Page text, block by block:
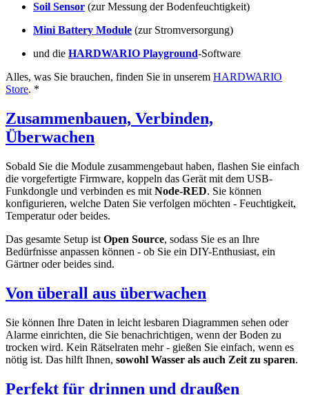
Soil Sensor (zur Messung der Bodenfeuchtigkeit)
Mini Battery Module (zur Stromversorgung)
und die HARDWARIO Playground-Software
Alles, was Sie brauchen, finden Sie in unserem HARDWARIO
Store. *
Zusammenbauen, Verbinden,
Überwachen
Sobald Sie die Module zusammengebaut haben, flashen Sie einfach
die vorgefertigte Firmware, koppeln das Gerät mit dem USB-
Funkdongle und verbinden es mit Node-RED. Sie können
konfigurieren, welche Daten Sie verfolgen möchten - Feuchtigkeit,
Temperatur oder beides.
Das gesamte Setup ist Open Source, sodass Sie es an Ihre
Bedürfnisse anpassen können - ob Sie ein DIY-Enthusiast, ein
Gärtner oder beides sind.
Von überall aus überwachen
Sie können Ihre Daten in leicht lesbaren Diagrammen sehen oder
Alarme einrichten, die Sie benachrichtigen, wenn der Boden zu
trocken wird. Kein Rätselraten mehr - gießen Sie einfach, wenn es
nötig ist. Das hilft Ihnen, sowohl Wasser als auch Zeit zu sparen.
Perfekt für drinnen und draußen